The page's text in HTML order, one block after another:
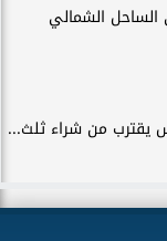
الشمالي
يقترب من شراء ثلث...